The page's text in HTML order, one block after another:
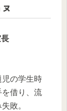
の学生時
借り、流
敗。